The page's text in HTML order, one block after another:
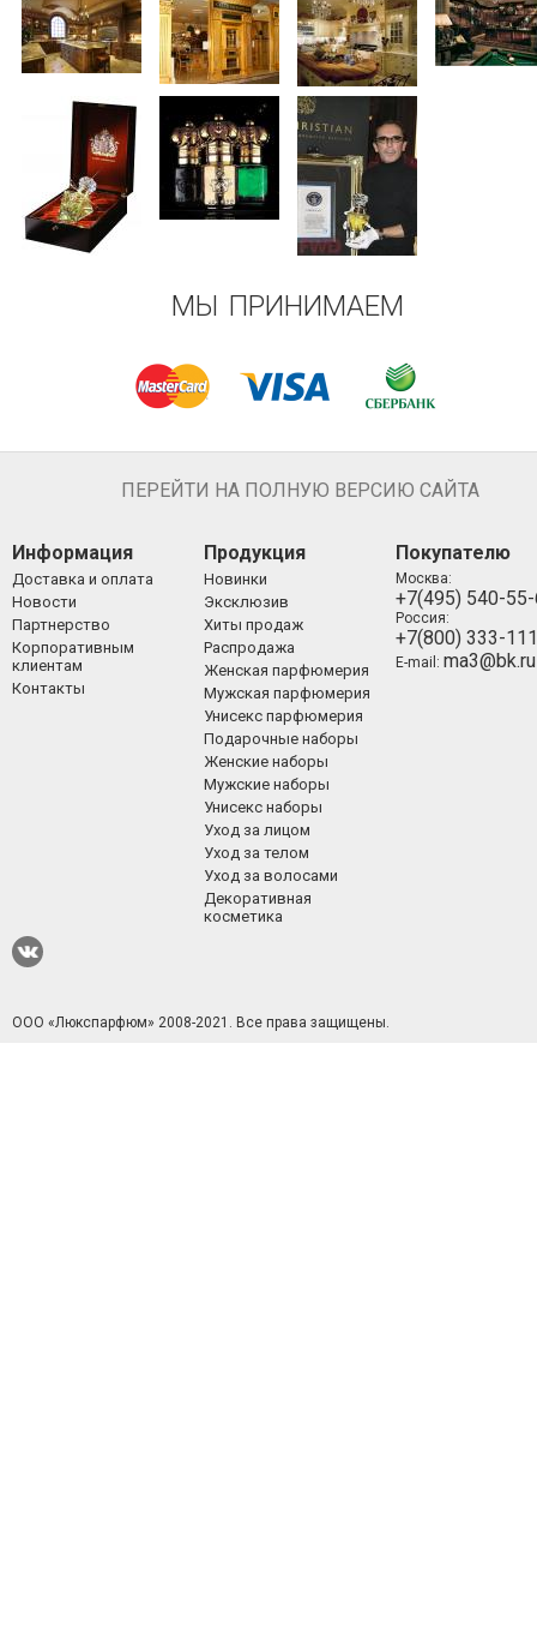
МЫ ПРИНИМАЕМ
ПЕРЕЙТИ НА ПОЛНУЮ ВЕРСИЮ САЙТА
Информация
Доставка и оплата
Новости
Партнерство
Корпоративным
клиентам
Контакты
Продукция
Новинки
Эксклюзив
Хиты продаж
Распродажа
Женская парфюмерия
Мужская парфюмерия
Унисекс парфюмерия
Подарочные наборы
Женские наборы
Мужские наборы
Унисекс наборы
Уход за лицом
Уход за телом
Уход за волосами
Декоративная
косметика
Покупателю
Москва:
+7(495) 540-
Россия:
+7(800) 333-
E-mail: ma3@bk.ru
ООО «Люкспарфюм» 2008-2021. Все права защищены.